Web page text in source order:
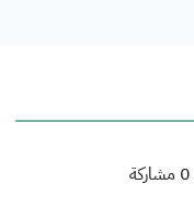
0 مشاركة